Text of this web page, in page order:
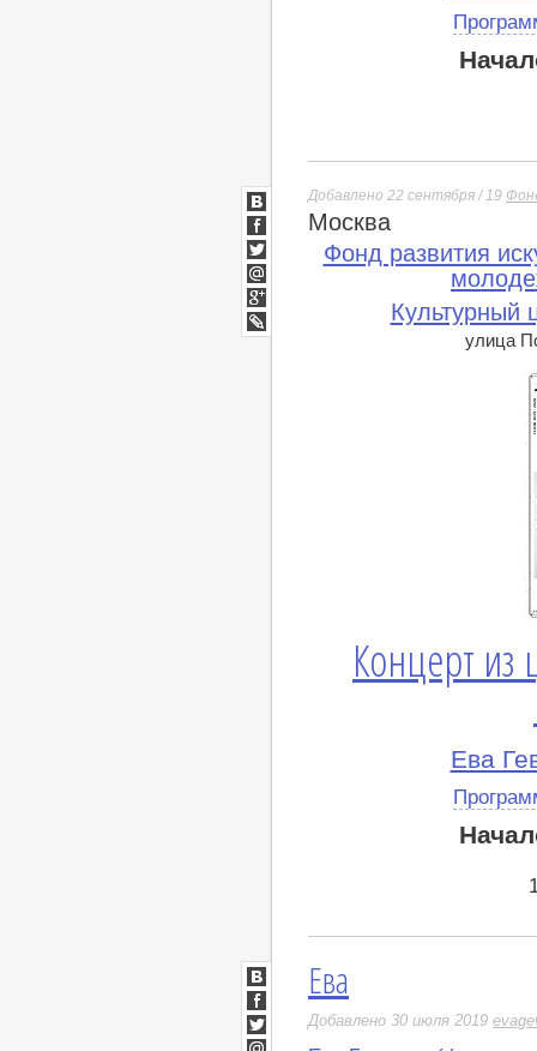
Добавлено 22 сентября / 19
Москва
Фонд развития
Культурный
улица
Концерт из
Ева
ВКонтакте
Facebook
Twitter
Мой
Мир
Google+
lj
Ева
Добавлено 30 июля 2019
ВКонтакте
Facebook
Twitter